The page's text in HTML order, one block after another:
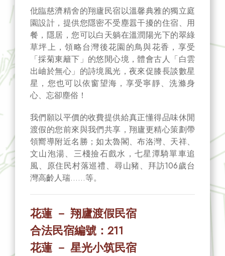
仳臨慈濟精舍的翔廬民宿以溫馨典雅的獨立庭
園設計，提供您隱密不受塵囂干擾的住宿、用
餐，隱居，您可以白天躺在溫潤陽光下的翠綠
草坪上，領略台灣後花園的鳥與花香，享受
「採菊東籬下」的悠閒心境，體會古人「白雲
出岫於無心」的詩境風光，夜來促膝長談數星
星，您也可以依窗望海，享受寧靜、洗滌身
心、忘卻塵俗！
我們願以平價的收費提供給真正懂得品味休閒
渡假的您前來與我們共享，翔廬更精心策劃帶
領嚮導附近名勝；如太魯閣、布洛灣、天祥、
文山泡湯、三棧撿石戲水，七星潭騎單車追
風、原住民村落巡禮、尋山豬、拜訪106歲台
灣高齡人瑞……等。
花蓮 － 翔廬渡假民宿
合法民宿編號：211
花蓮 － 星光小筑民宿